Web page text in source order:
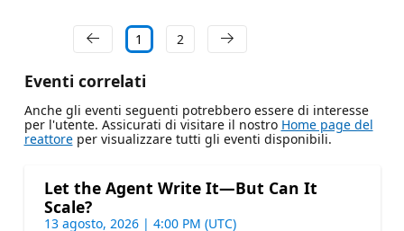
1 2
Eventi correlati
Anche gli eventi seguenti potrebbero essere di interesse
per l'utente. Assicurati di visitare il nostro Home page del
reattoreper visualizzare tutti gli eventi disponibili.
Let the Agent Write It—But Can It
Scale?
13 agosto, 2026 | 4:00 PM (UTC)